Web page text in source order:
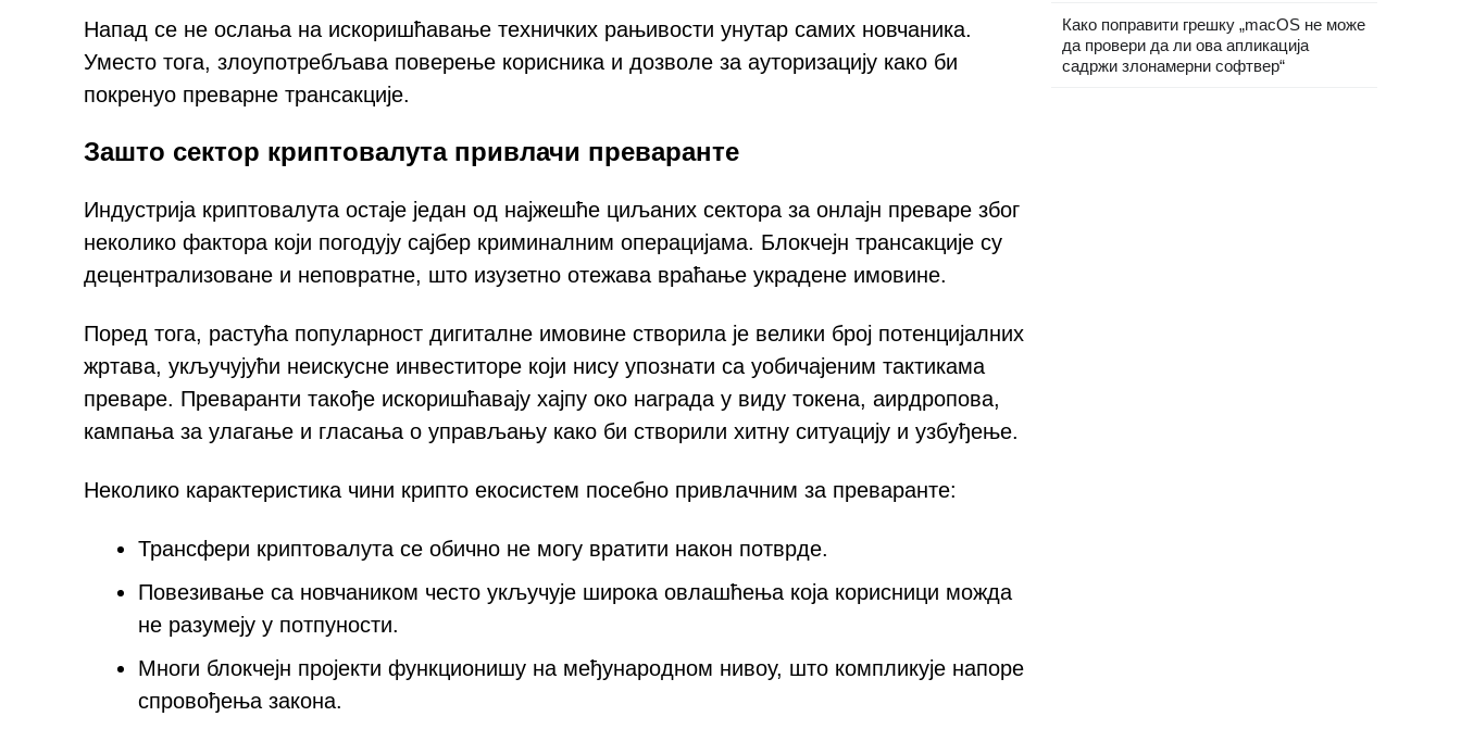
Напад се не ослања на искоришћавање техничких рањивости унутар самих новчаника.
Уместо тога, злоупотребљава поверење корисника и дозволе за ауторизацију како би
покренуо преварне трансакције.
Зашто сектор криптовалута привлачи преваранте
Индустрија криптовалута остаје један од најжешће циљаних сектора за онлајн преваре због
неколико фактора који погодују сајбер криминалним операцијама. Блокчејн трансакције су
децентрализоване и неповратне, што изузетно отежава враћање украдене имовине.
Поред тога, растућа популарност дигиталне имовине створила је велики број потенцијалних
жртава, укључујући неискусне инвеститоре који нису упознати са уобичајеним тактикама
преваре. Преваранти такође искоришћавају хајпу око награда у виду токена, аирдропова,
кампања за улагање и гласања о управљању како би створили хитну ситуацију и узбуђење.
Неколико карактеристика чини крипто екосистем посебно привлачним за преваранте:
Трансфери криптовалута се обично не могу вратити након потврде.
Повезивање са новчаником често укључује широка овлашћења која корисници можда
не разумеју у потпуности.
Многи блокчејн пројекти функционишу на међународном нивоу, што компликује напоре
спровођења закона.
Како поправити грешку „macOS не може
да провери да ли ова апликација
садржи злонамерни софтвер“